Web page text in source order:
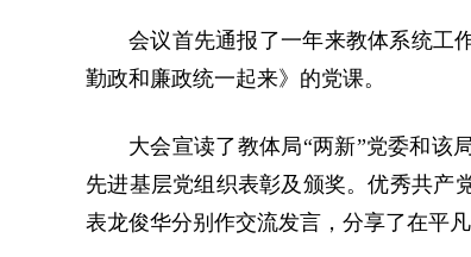
会议首先通报了一年来教体系统工
勤政和廉政统一起来》的党课。
大会宣读了教体局“两新”党委和该
先进基层党组织表彰及颁奖。优秀共产
表龙俊华分别作交流发言，分享了在平